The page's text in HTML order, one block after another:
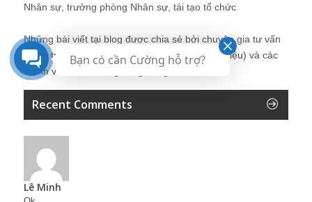
Nhân sự, trưởng phòng Nhân sự, tái tạo tổ chức
Những bài viết tại blog được chia sẻ bởi chuyên gia tư vấn
Quản trị Nhân sự Nguyễn Hùng Cường (giới thiệu) và các
thành viên khác trong cộng đồng Nhân sự.
Recent Comments
Lê Minh
Bạn có cần Cường hỗ trợ?